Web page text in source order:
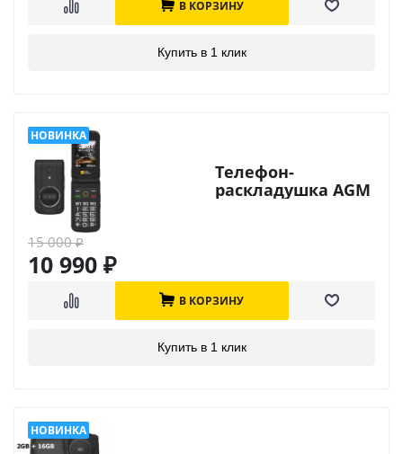
В КОРЗИНУ
Купить в 1 клик
Телефон-
раскладушка AGM
15 000₽
10 990 ₽
В КОРЗИНУ
Купить в 1 клик